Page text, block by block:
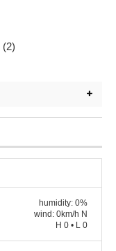
(2)
humidity: 0%
wind: 0km/h N
H 0 • L 0